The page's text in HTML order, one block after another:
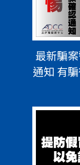
最新騙
通知 有